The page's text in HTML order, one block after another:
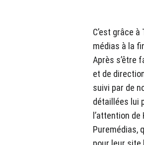
C’est grâce
médias à la
Après s’être
et de
suivi par de
détaillées lui
l’attention
Puremédias,